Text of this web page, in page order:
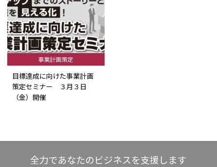
事業計画策定
目標達成に向けた事業計画
策定セミナー ３月３日
（金）開催
全力であなたのビジネスを支援します